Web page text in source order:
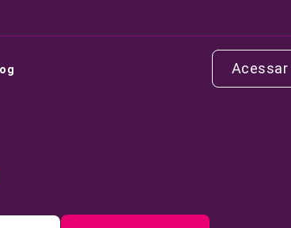
Acessar